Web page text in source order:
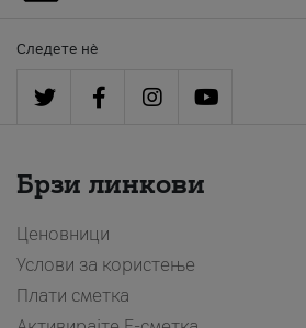
Следете нè
Брзи линкови
Ценовници
Услови за користење
Плати сметка